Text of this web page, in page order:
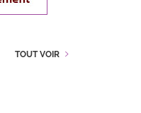
TOUT VOIR